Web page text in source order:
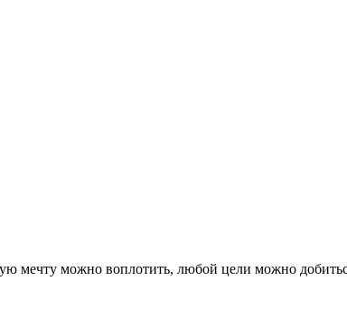
мечту можно воплотить, любой цели можно